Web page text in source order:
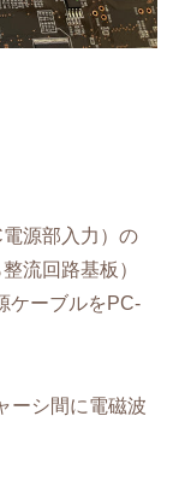
源部入力）の
流回路基板）
ケーブルをPC-
ーシ間に電磁波